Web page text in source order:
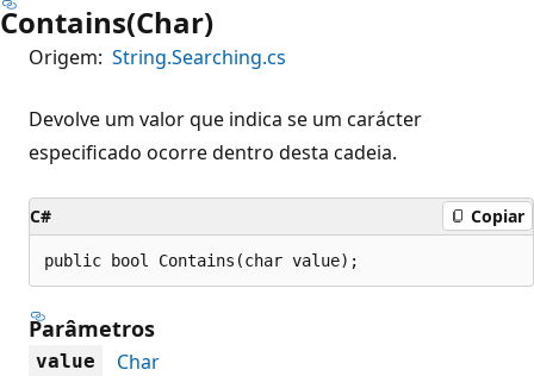
Contains(Char)
Origem: String.Searching.cs
Devolve um valor que indica se um carácter
especificado ocorre dentro desta cadeia.
C# Copiar
public bool Contains(char value);
Parâmetros
value
Char